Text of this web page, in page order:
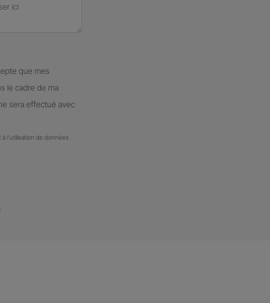
que mes
le cadre de ma
sera effectué avec
l'utilisation de données